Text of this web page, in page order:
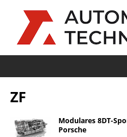
ZF
Modulares 8DT-
Porsche